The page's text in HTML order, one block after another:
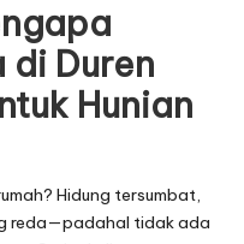
di Duren
Hunian
Hidung tersumbat,
reda—padahal tidak ada